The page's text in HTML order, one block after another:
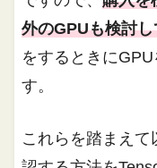
外のGPUも検討
をするときに
す。
これらを踏まえ